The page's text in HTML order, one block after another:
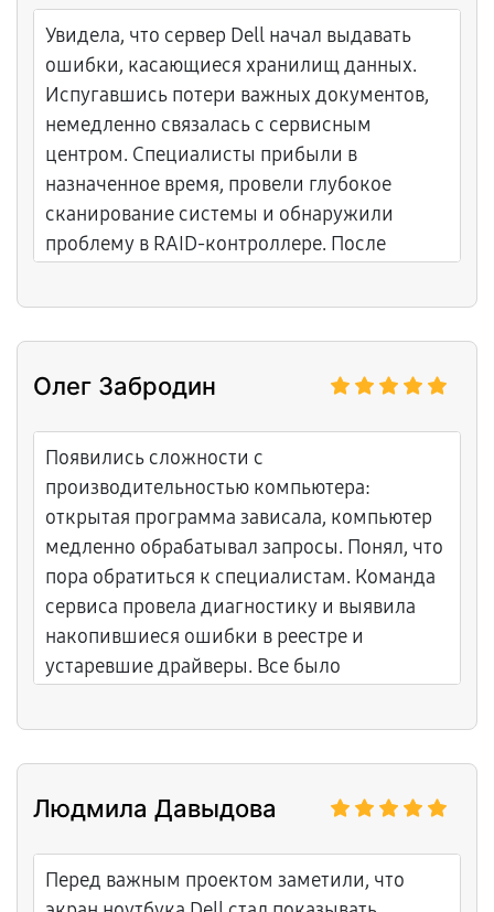
Увидела, что сервер Dell начал выдавать
ошибки, касающиеся хранилищ данных.
Испугавшись потери важных документов,
немедленно связалась с сервисным
центром. Специалисты прибыли в
назначенное время, провели глубокое
сканирование системы и обнаружили
проблему в RAID-контроллере. После
работу, сохранность данных обеспечена.
Олег Забродин
Появились сложности с
производительностью компьютера:
открытая программа зависала, компьютер
медленно обрабатывал запросы. Понял, что
пора обратиться к специалистам. Команда
сервиса провела диагностику и выявила
накопившиеся ошибки в реестре и
устаревшие драйверы. Все было
компьютер снова функционирует на
Людмила Давыдова
Перед важным проектом заметили, что